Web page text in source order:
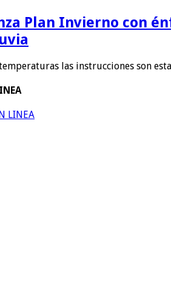
Plan Invierno con
las instrucciones son
LINEA